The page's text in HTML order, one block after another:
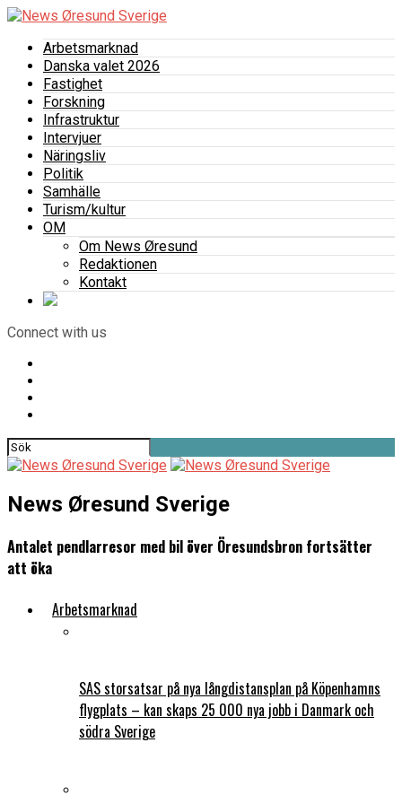
Arbetsmarknad
Danska valet 2026
Fastighet
Forskning
Infrastruktur
Intervjuer
Näringsliv
Politik
Samhälle
Turism/kultur
OM
Om News Øresund
Redaktionen
Kontakt
Connect with us
News Øresund Sverige
Antalet pendlarresor med bil över Öresundsbron fortsätter
att öka
Arbetsmarknad
SAS storsatsar på nya långdistansplan på Köpenhamns
flygplats – kan skaps 25 000 nya jobb i Danmark och
södra Sverige